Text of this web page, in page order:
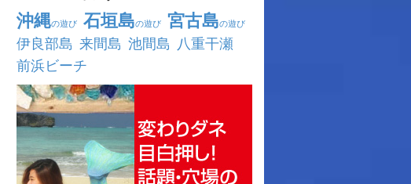
沖縄の遊び 石垣島の遊び 宮古島の遊び
伊良部島 来間島 池間島 八重干瀬
前浜ビーチ